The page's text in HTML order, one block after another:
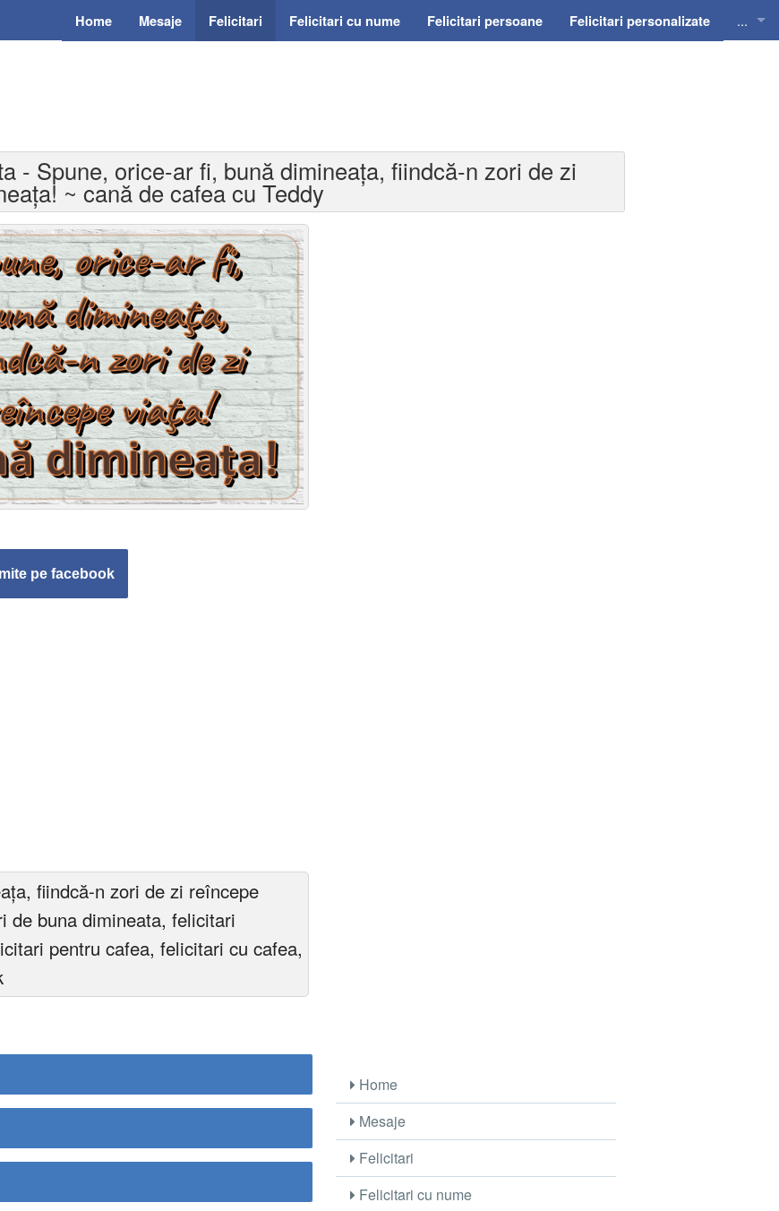
Home Mesaje Felicitari Felicitari cu nume Felicitari persoane Felicitari personalizate ...
- Spune, orice-ar fi, bună dimineaţa, fiindcă-n zori de zi
~ cană de cafea cu Teddy
pe facebook
fiindcă-n zori de zi reîncepe
de buna dimineata, felicitari
pentru cafea, felicitari cu cafea,
Home
Mesaje
Felicitari
Felicitari cu nume